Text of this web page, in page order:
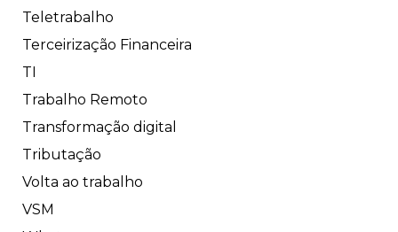
Teletrabalho
Terceirização Financeira
TI
Trabalho Remoto
Transformação digital
Tributação
Volta ao trabalho
VSM